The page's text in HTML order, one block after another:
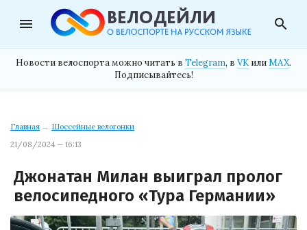
menu search
Новости велоспорта можно читать в Telegram, в VK илиMAX.
Подписывайтесь!
Главная → Шоссейные велогонки
21/08/2024 — 16:13
Джонатан Милан выиграл пролог
велосипедного «Тура Германии»